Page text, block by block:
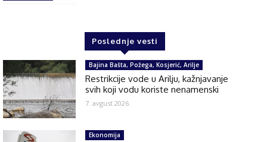
Poslednje vesti
Bajina Bašta, Požega, Kosjerić, Arilje
Restrikcije vode u Arilju, kažnjavanje
svih koji vodu koriste nenamenski
7. avgust 2026.
Ekonomija